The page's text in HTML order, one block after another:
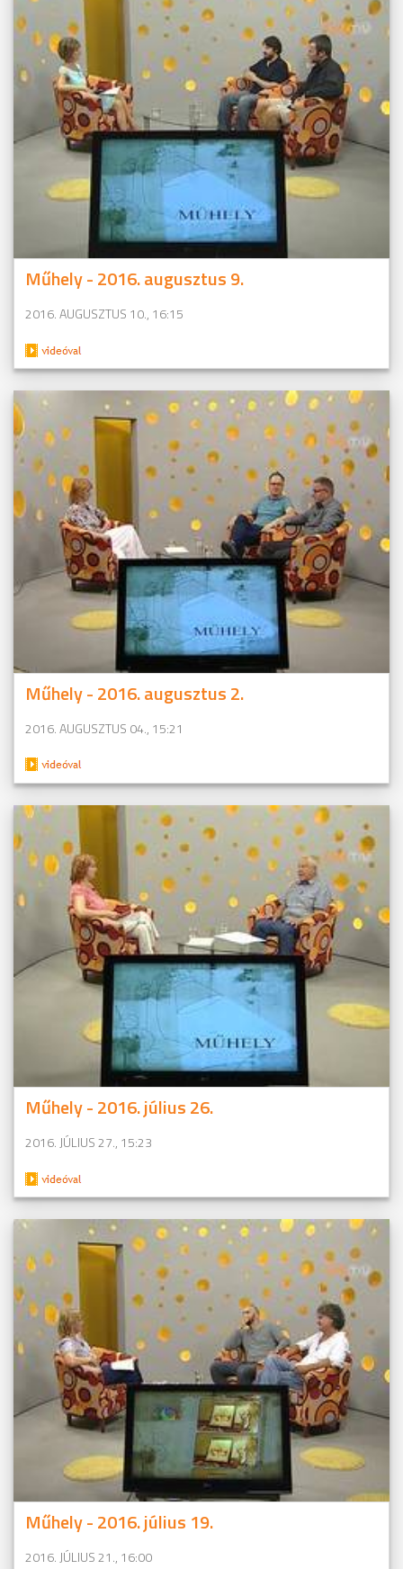
Műhely - 2016. augusztus 9.
2016. AUGUSZTUS 10., 16:15
Műhely - 2016. augusztus 2.
2016. AUGUSZTUS 04., 15:21
Műhely - 2016. július 26.
2016. JÚLIUS 27., 15:23
Műhely - 2016. július 19.
2016. JÚLIUS 21., 16:00